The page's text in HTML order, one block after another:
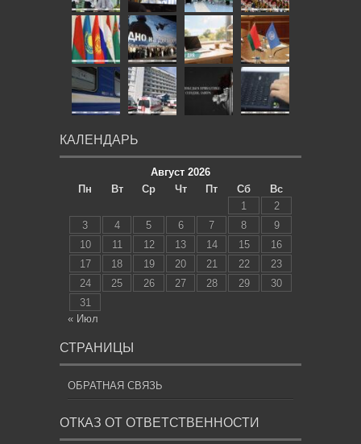
КАЛЕНДАРЬ
Август 2026
Пн
Вт Ср Чт Пт Сб
Вс
1
2
3
4 5 6 7 8
9
10
11 12 13 14 15
16
17
18 19 20 21 22
23
24
25 26 27 28 29
30
31
« Июл
СТРАНИЦЫ
ОБРАТНАЯ СВЯЗЬ
ОТКАЗ ОТ ОТВЕТСТВЕННОСТИ